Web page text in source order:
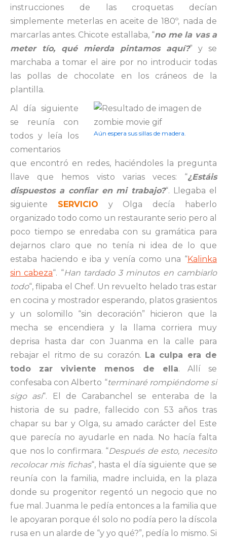
instrucciones de las croquetas decían
simplemente meterlas en aceite de 180º, nada de
marcarlas antes. Chicote estallaba, “no me la vas a
meter tío, qué mierda pintamos aquí?” y se
marchaba a tomar el aire por no introducir todas
las pollas de chocolate en los cráneos de la
plantilla.
Aún espera sus sillas de madera.
Al día siguiente
se reunía con
todos y leía los
comentarios
que encontró en redes, haciéndoles la pregunta
llave que hemos visto varias veces: “¿Estáis
dispuestos a confiar en mi trabajo?“. Llegaba el
siguiente SERVICIO y Olga decía haberlo
organizado todo como un restaurante serio pero al
poco tiempo se enredaba con su gramática para
dejarnos claro que no tenía ni idea de lo que
estaba haciendo e iba y venía como una “Kalinka
sin cabeza“. “Han tardado 3 minutos en cambiarlo
todo“, flipaba el Chef. Un revuelto helado tras estar
en cocina y mostrador esperando, platos grasientos
y un solomillo “sin decoración” hicieron que la
mecha se encendiera y la llama corriera muy
deprisa hasta dar con Juanma en la calle para
rebajar el ritmo de su corazón. La culpa era de
todo zar viviente menos de ella. Allí se
confesaba con Alberto “terminaré rompiéndome si
sigo así“. El de Carabanchel se enteraba de la
historia de su padre, fallecido con 53 años tras
chapar su bar y Olga, su amado carácter del Este
que parecía no ayudarle en nada. No hacía falta
que nos lo confirmara. “Después de esto, necesito
recolocar mis fichas“, hasta el día siguiente que se
reunía con la familia, madre incluida, en la plaza
donde su progenitor regentó un negocio que no
fue mal. Juanma le pedía entonces a la familia que
le apoyaran porque él solo no podía pero la díscola
rusa en un alarde de “y yo qué?”, pedía lo mismo. Si